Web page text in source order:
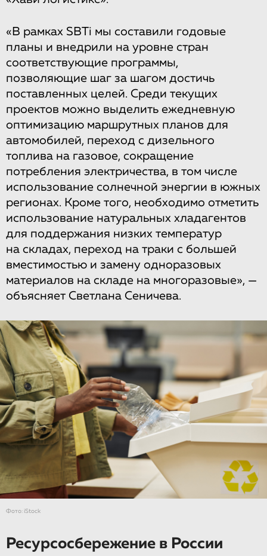
«В рамках SBTi мы составили годовые
планы и внедрили на уровне стран
соответствующие программы,
позволяющие шаг за шагом достичь
поставленных целей. Среди текущих
проектов можно выделить ежедневную
оптимизацию маршрутных планов для
автомобилей, переход с дизельного
топлива на газовое, сокращение
потребления электричества, в том числе
использование солнечной энергии в южных
регионах. Кроме того, необходимо отметить
использование натуральных хладагентов
для поддержания низких температур
на складах, переход на траки с большей
вместимостью и замену одноразовых
материалов на складе на многоразовые», —
объясняет Светлана Сеничева.
Фото: iStock
Ресурсосбережение в России